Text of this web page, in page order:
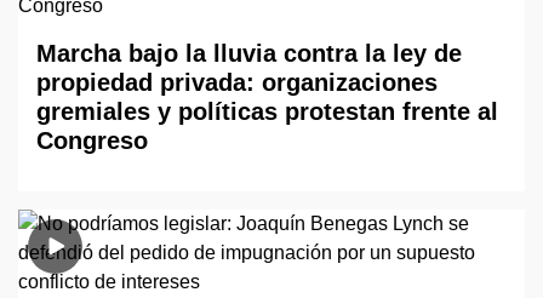
Marcha bajo la lluvia contra la ley de
propiedad privada: organizaciones
gremiales y políticas protestan frente al
Congreso